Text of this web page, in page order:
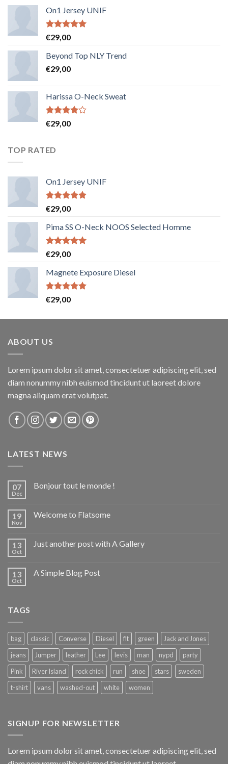
On1 Jersey UNIF
Note5.00
sur 5
€29,00
Beyond Top NLY Trend
€29,00
Harissa O-Neck Sweat
Note
4.00sur
€29,00
TOP RATED
On1 Jersey UNIF
Note5.00
sur 5
€29,00
Pima SS O-Neck NOOS Selected Homme
Note5.00
sur 5
€29,00
Magnete Exposure Diesel
Note5.00
sur 5
€29,00
ABOUT US
Lorem ipsum dolor sit amet, consectetuer adipiscing elit, sed
diam nonummy nibh euismod tincidunt ut laoreet dolore
magna aliquam erat volutpat.
LATEST NEWS
07
Déc
Bonjour tout le monde !
19
Nov
Welcome to Flatsome
13
Oct
Just another post with A Gallery
13
Oct
A Simple Blog Post
TAGS
bag classic Converse Diesel fit green
Jack and Jones
jeans
Jumper leather Lee levis man nypd
party
Pink
River Island rock chick run shoe stars
sweden
t-shirt
vans washed-out white women
SIGNUP FOR NEWSLETTER
Lorem ipsum dolor sit amet, consectetuer adipiscing elit, sed